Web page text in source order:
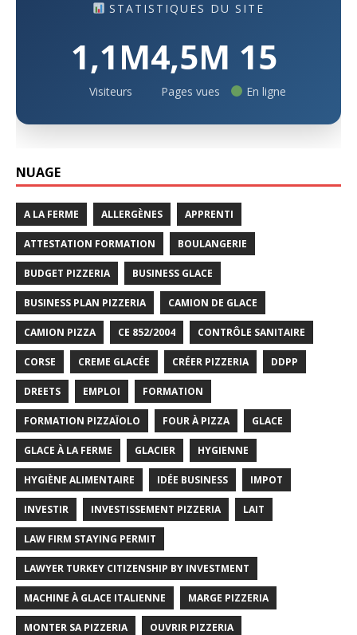
STATISTIQUES DU SITE
1,1M
Visiteurs
4,5M
Pages vues
15
En ligne
NUAGE
A LA FERME ALLERGÈNES APPRENTI
ATTESTATION FORMATION BOULANGERIE
BUDGET PIZZERIA BUSINESS GLACE
BUSINESS PLAN PIZZERIA CAMION DE GLACE
CAMION PIZZA CE 852/2004 CONTRÔLE SANITAIRE
CORSE CREME GLACÉE CRÉER PIZZERIA DDPP
DREETS EMPLOI FORMATION
FORMATION PIZZAÏOLO FOUR À PIZZA GLACE
GLACE À LA FERME GLACIER HYGIENNE
HYGIÈNE ALIMENTAIRE IDÉE BUSINESS IMPOT
INVESTIR INVESTISSEMENT PIZZERIA LAIT
LAW FIRM STAYING PERMIT
LAWYER TURKEY CITIZENSHIP BY INVESTMENT
MACHINE À GLACE ITALIENNE MARGE PIZZERIA
MONTER SA PIZZERIA OUVRIR PIZZERIA